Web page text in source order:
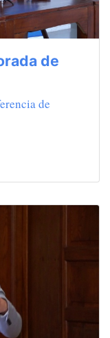
de
de